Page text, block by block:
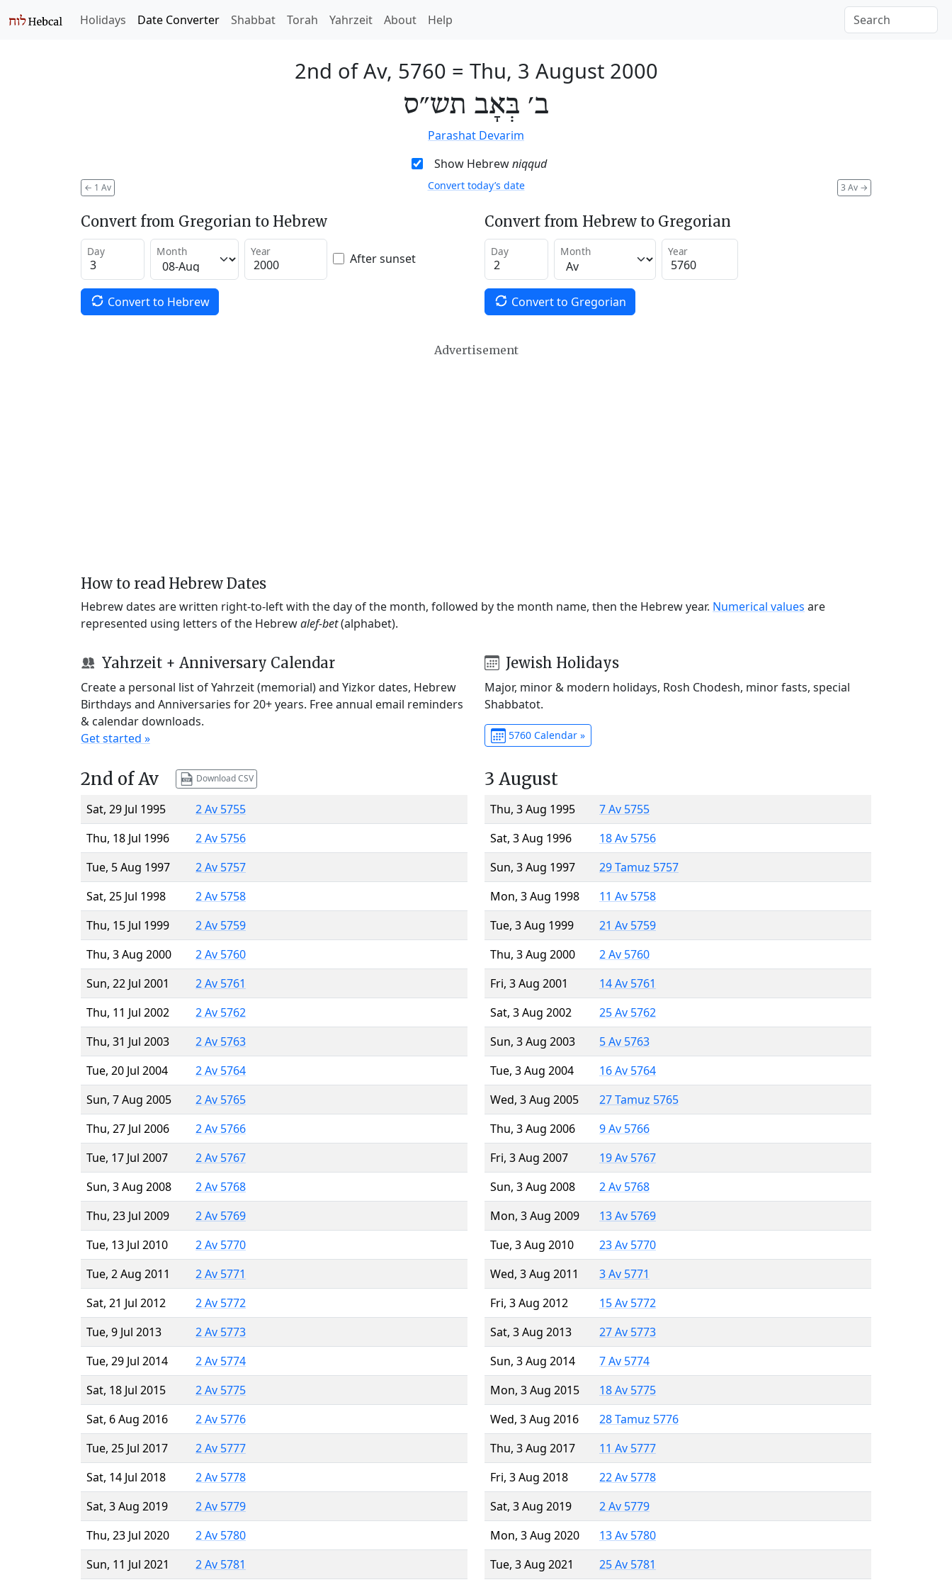
Holidays Date Converter Shabbat Torah Yahrzeit About Help
2nd of Av, 5760 = Thu, 3 August 2000
ב׳ בְּאָב תש״ס
Parashat Devarim
Show Hebrewniqqud
← 1 Av 3 Av →
Convert today’s date
Convert from Gregorian to Hebrew
Day Month Year After sunset
Convert to Hebrew
Convert from Hebrew to Gregorian
Day Month Year
Convert to Gregorian
Advertisement
How to read Hebrew Dates
Hebrew dates are written right-to-left with the day of the month, followed by the month name, then the Hebrew year. Numerical values are
represented using letters of the Hebrewalef-bet(alphabet).
Yahrzeit + Anniversary Calendar
Create a personal list of Yahrzeit (memorial) and Yizkor dates, Hebrew
Birthdays and Anniversaries for 20+ years. Free annual email reminders
& calendar downloads.
Get started »
Jewish Holidays
Major, minor & modern holidays, Rosh Chodesh, minor fasts, special
Shabbatot.
5760 Calendar »
2nd of Av Download CSV
Sat, 29 Jul 1995
2 Av 5755
Thu, 18 Jul 1996
2 Av 5756
Tue, 5 Aug 1997
2 Av 5757
Sat, 25 Jul 1998
2 Av 5758
Thu, 15 Jul 1999
2 Av 5759
Thu, 3 Aug 2000
2 Av 5760
Sun, 22 Jul 2001
2 Av 5761
Thu, 11 Jul 2002
2 Av 5762
Thu, 31 Jul 2003
2 Av 5763
Tue, 20 Jul 2004
2 Av 5764
Sun, 7 Aug 2005
2 Av 5765
Thu, 27 Jul 2006
2 Av 5766
Tue, 17 Jul 2007
2 Av 5767
Sun, 3 Aug 2008
2 Av 5768
Thu, 23 Jul 2009
2 Av 5769
Tue, 13 Jul 2010
2 Av 5770
Tue, 2 Aug 2011
2 Av 5771
Sat, 21 Jul 2012
2 Av 5772
Tue, 9 Jul 2013
2 Av 5773
Tue, 29 Jul 2014
2 Av 5774
Sat, 18 Jul 2015
2 Av 5775
Sat, 6 Aug 2016
2 Av 5776
Tue, 25 Jul 2017
2 Av 5777
Sat, 14 Jul 2018
2 Av 5778
Sat, 3 Aug 2019
2 Av 5779
Thu, 23 Jul 2020
2 Av 5780
Sun, 11 Jul 2021
2 Av 5781
3 August
Thu, 3 Aug 1995
7 Av 5755
Sat, 3 Aug 1996
18 Av 5756
Sun, 3 Aug 1997
29 Tamuz 5757
Mon, 3 Aug 1998
11 Av 5758
Tue, 3 Aug 1999
21 Av 5759
Thu, 3 Aug 2000
2 Av 5760
Fri, 3 Aug 2001
14 Av 5761
Sat, 3 Aug 2002
25 Av 5762
Sun, 3 Aug 2003
5 Av 5763
Tue, 3 Aug 2004
16 Av 5764
Wed, 3 Aug 2005
27 Tamuz 5765
Thu, 3 Aug 2006
9 Av 5766
Fri, 3 Aug 2007
19 Av 5767
Sun, 3 Aug 2008
2 Av 5768
Mon, 3 Aug 2009
13 Av 5769
Tue, 3 Aug 2010
23 Av 5770
Wed, 3 Aug 2011
3 Av 5771
Fri, 3 Aug 2012
15 Av 5772
Sat, 3 Aug 2013
27 Av 5773
Sun, 3 Aug 2014
7 Av 5774
Mon, 3 Aug 2015
18 Av 5775
Wed, 3 Aug 2016
28 Tamuz 5776
Thu, 3 Aug 2017
11 Av 5777
Fri, 3 Aug 2018
22 Av 5778
Sat, 3 Aug 2019
2 Av 5779
Mon, 3 Aug 2020
13 Av 5780
Tue, 3 Aug 2021
25 Av 5781